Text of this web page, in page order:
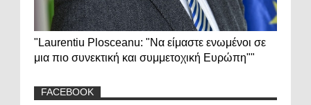
"Laurentiu Plosceanu: "Να είμαστε ενωμένοι σε
μια πιο συνεκτική και συμμετοχική Ευρώπη""
FACEBOOK